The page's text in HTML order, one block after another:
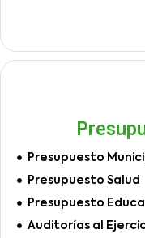
Presupuesto
Presupuesto Salud
Presupuesto
Auditorías al